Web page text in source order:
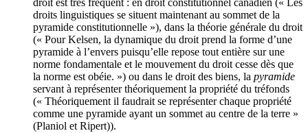
droit est très fréquent : en droit constitutionnel canadien (« Les
droits linguistiques se situent maintenant au sommet de la
pyramide constitutionnelle »), dans la théorie générale du droit
(« Pour Kelsen, la dynamique du droit prend la forme d’une
pyramide à l’envers puisqu’elle repose tout entière sur une
norme fondamentale et le mouvement du droit cesse dès que
la norme est obéie. ») ou dans le droit des biens, la pyramide
servant à représenter théoriquement la propriété du tréfonds
(« Théoriquement il faudrait se représenter chaque propriété
comme une pyramide ayant un sommet au centre de la terre »
(Planiol et Ripert)).